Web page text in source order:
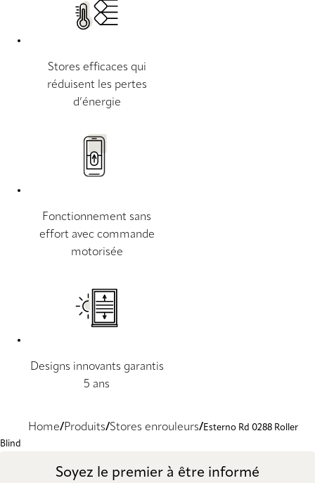
Stores efficaces qui
réduisent les pertes
d’énergie
Fonctionnement sans
effort avec commande
motorisée
Designs innovants garantis
5 ans
Home Produits Stores enrouleurs
Esterno Rd 0288 Roller
Blind
Soyez le premier à être informé